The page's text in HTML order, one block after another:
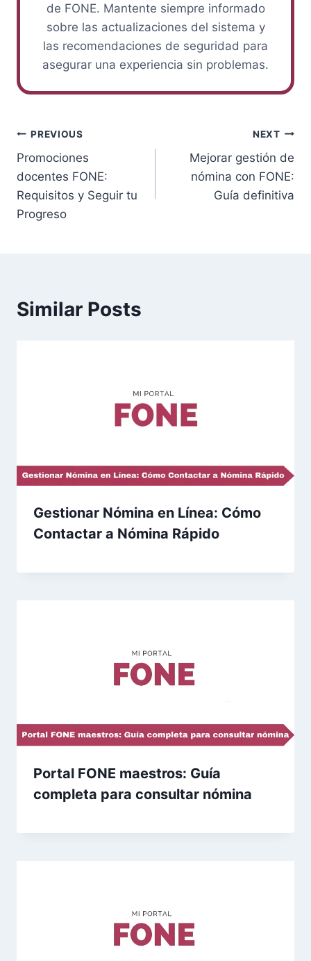
de FONE. Mantente siempre informado
sobre las actualizaciones del sistema y
las recomendaciones de seguridad para
asegurar una experiencia sin problemas.
Post
navigation
PREVIOUS
Promociones
docentes FONE:
Requisitos y Seguir tu
Progreso
NEXT
Mejorar gestión de
nómina con FONE:
Guía definitiva
Similar Posts
Gestionar Nómina en Línea: Cómo
Contactar a Nómina Rápido
Portal FONE maestros: Guía
completa para consultar nómina